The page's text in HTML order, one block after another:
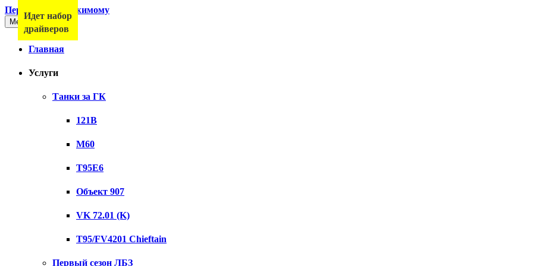
Перейти к содержимому
Меню
Главная
Услуги
Танки за ГК
121B
M60
T95E6
Объект 907
VK 72.01 (K)
T95/FV4201 Chieftain
Первый сезон ЛБЗ
Идет набор
драйверов